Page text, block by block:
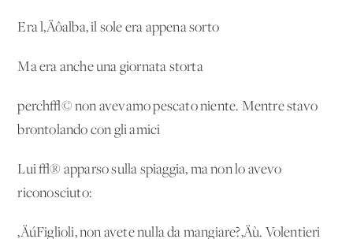
Era l‚Äôalba, il sole era appena sorto
Ma era anche una giornata storta
perch√© non avevamo pescato niente. Mentre stavo
brontolando con gli amici
Lui √® apparso sulla spiaggia, ma non lo avevo
riconosciuto:
‚ÄúFiglioli, non avete nulla da mangiare?‚Äù. Volentieri